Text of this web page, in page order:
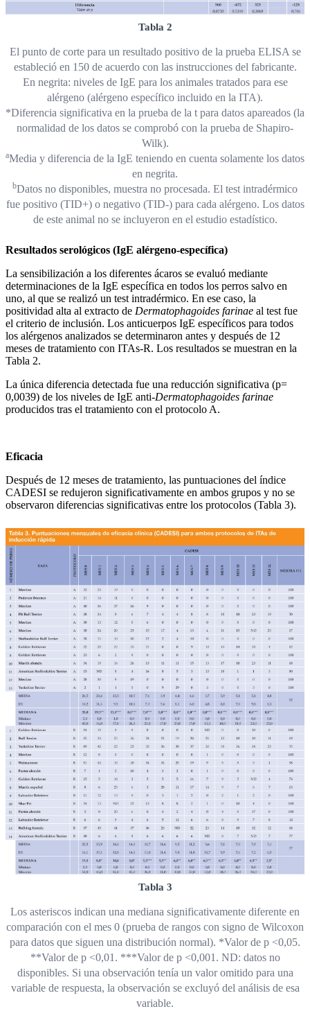
Tabla 2
El punto de corte para un resultado positivo de la prueba ELISA se
estableció en 150 de acuerdo con las instrucciones del fabricante.
En negrita: niveles de IgE para los animales tratados para ese
alérgeno (alérgeno específico incluido en la ITA).
*Diferencia significativa en la prueba de la t para datos apareados (la
normalidad de los datos se comprobó con la prueba de Shapiro-
Wilk).
aMedia y diferencia de la IgE teniendo en cuenta solamente los datos
en negrita.
bDatos no disponibles, muestra no procesada. El test intradérmico
fue positivo (TID+) o negativo (TID-) para cada alérgeno. Los datos
de este animal no se incluyeron en el estudio estadístico.
Resultados serológicos (IgE alérgeno-específica)
La sensibilización a los diferentes ácaros se evaluó mediante
determinaciones de la IgE específica en todos los perros salvo en
uno, al que se realizó un test intradérmico. En ese caso, la
positividad alta al extracto de Dermatophagoides farinae al test fue
el criterio de inclusión. Los anticuerpos IgE específicos para todos
los alérgenos analizados se determinaron antes y después de 12
meses de tratamiento con ITAs-R. Los resultados se muestran en la
Tabla 2.
La única diferencia detectada fue una reducción significativa (p=
0,0039) de los niveles de IgE anti-Dermatophagoides farinae
producidos tras el tratamiento con el protocolo A.
Eficacia
Después de 12 meses de tratamiento, las puntuaciones del índice
CADESI se redujeron significativamente en ambos grupos y no se
observaron diferencias significativas entre los protocolos (Tabla 3).
Tabla 3
Los asteriscos indican una mediana significativamente diferente en
comparación con el mes 0 (prueba de rangos con signo de Wilcoxon
para datos que siguen una distribución normal). *Valor de p <0,05.
**Valor de p <0,01. ***Valor de p <0,001. ND: datos no
disponibles. Si una observación tenía un valor omitido para una
variable de respuesta, la observación se excluyó del análisis de esa
variable.